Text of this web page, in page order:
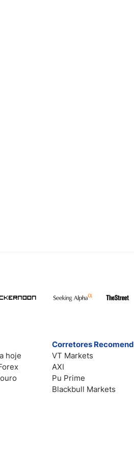
hoje
Corretores
VT Markets
AXI
Pu Prime
Blackbull Markets